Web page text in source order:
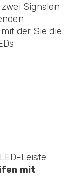
Signalen
der Sie die
mit